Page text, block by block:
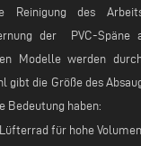
Reinigung des
der PVC-Späne
Modelle werden
gibt die Größe des
Bedeutung haben:
für hohe